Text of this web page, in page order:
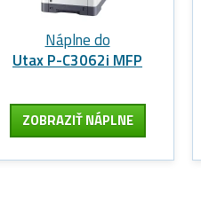
Náplne do
Utax P-C3062i MFP
ZOBRAZIŤ NÁPLNE